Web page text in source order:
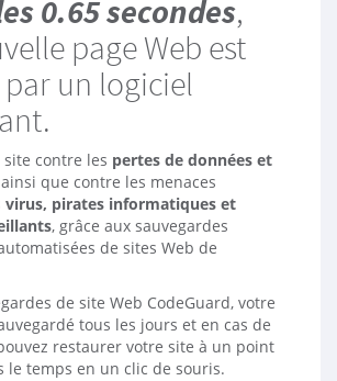
0.65 secondes,
page Web est
un logiciel
site contre les pertes de données et
que contre les menaces
virus, pirates informatiques et
, grâce aux sauvegardes
de sites Web de
de site Web CodeGuard, votre
tous les jours et en cas de
restaurer votre site à un point
le temps en un clic de souris.